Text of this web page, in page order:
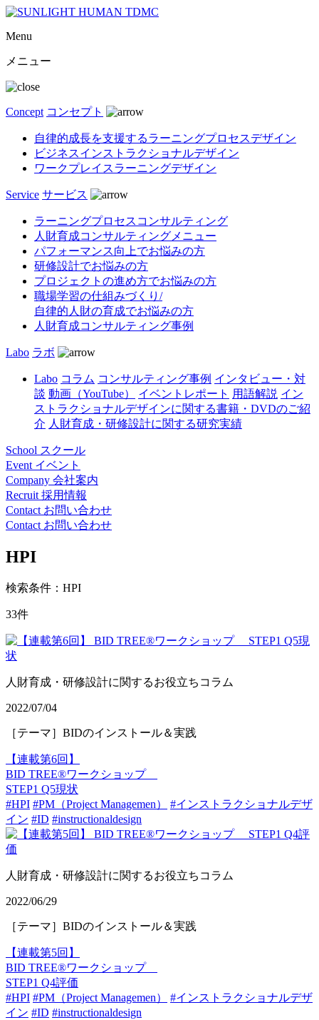
Menu
メニュー
Concept コンセプト
自律的成長を支援するラーニングプロセスデザイン
ビジネスインストラクショナルデザイン
ワークプレイスラーニングデザイン
Service サービス
ラーニングプロセスコンサルティング
人財育成コンサルティングメニュー
パフォーマンス向上でお悩みの方
研修設計でお悩みの方
プロジェクトの進め方でお悩みの方
職場学習の仕組みづくり/
自律的人財の育成でお悩みの方
人財育成コンサルティング事例
Labo ラボ
Labo コラム コンサルティング事例 インタビュー・対
談 動画（YouTube） イベントレポート 用語解説 イン
ストラクショナルデザインに関する書籍・DVDのご紹
介 人財育成・研修設計に関する研究実績
School スクール
Event イベント
Company 会社案内
Recruit 採用情報
Contact お問い合わせ
Contact お問い合わせ
HPI
検索条件：HPI
33件
人財育成・研修設計に関するお役立ちコラム
2022/07/04
［テーマ］BIDのインストール＆実践
【連載第6回】
BID TREE®ワークショップ
STEP1 Q5現状
#HPI #PM（Project Managemen）
#インストラクショナルデザ
イン #ID #instructionaldesign
人財育成・研修設計に関するお役立ちコラム
2022/06/29
［テーマ］BIDのインストール＆実践
【連載第5回】
BID TREE®ワークショップ
STEP1 Q4評価
#HPI #PM（Project Managemen）
#インストラクショナルデザ
イン #ID #instructionaldesign